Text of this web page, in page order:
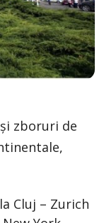
zboruri de
Cluj – Zurich